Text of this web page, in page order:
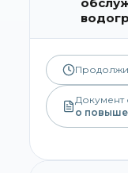
Документ
о